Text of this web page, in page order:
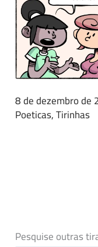
8 de dezembro
Poeticas,Tirinhas
Pesquise outras